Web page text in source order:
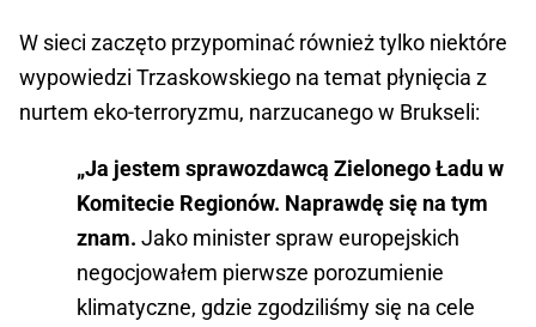
W sieci zaczęto przypominać również tylko niektóre
wypowiedzi Trzaskowskiego na temat płynięcia z
nurtem eko-terroryzmu, narzucanego w Brukseli:
„Ja jestem sprawozdawcą Zielonego Ładu w
Komitecie Regionów. Naprawdę się na tym
znam. Jako minister spraw europejskich
negocjowałem pierwsze porozumienie
klimatyczne, gdzie zgodziliśmy się na cele